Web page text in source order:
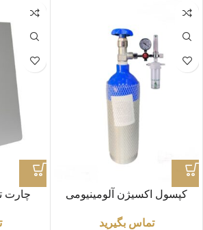
کپسول اکسیژن آلومینیومی
تماس بگیرید
چارت